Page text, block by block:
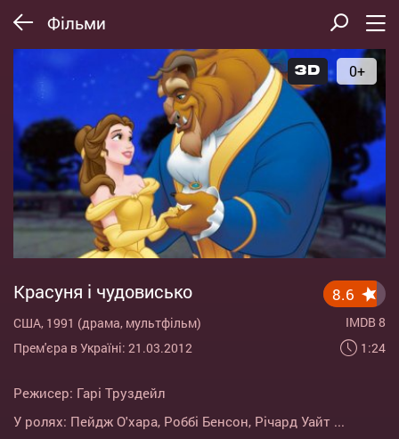
Фільми
0+
Красуня і чудовисько
США, 1991 (драма, мультфільм)
Прем'єра в Україні: 21.03.2012
8.6
IMDB 8
1:24
Режисер: Гарі Труздейл
У ролях: Пейдж О'хара, Роббі Бенсон, Річард Уайт ...